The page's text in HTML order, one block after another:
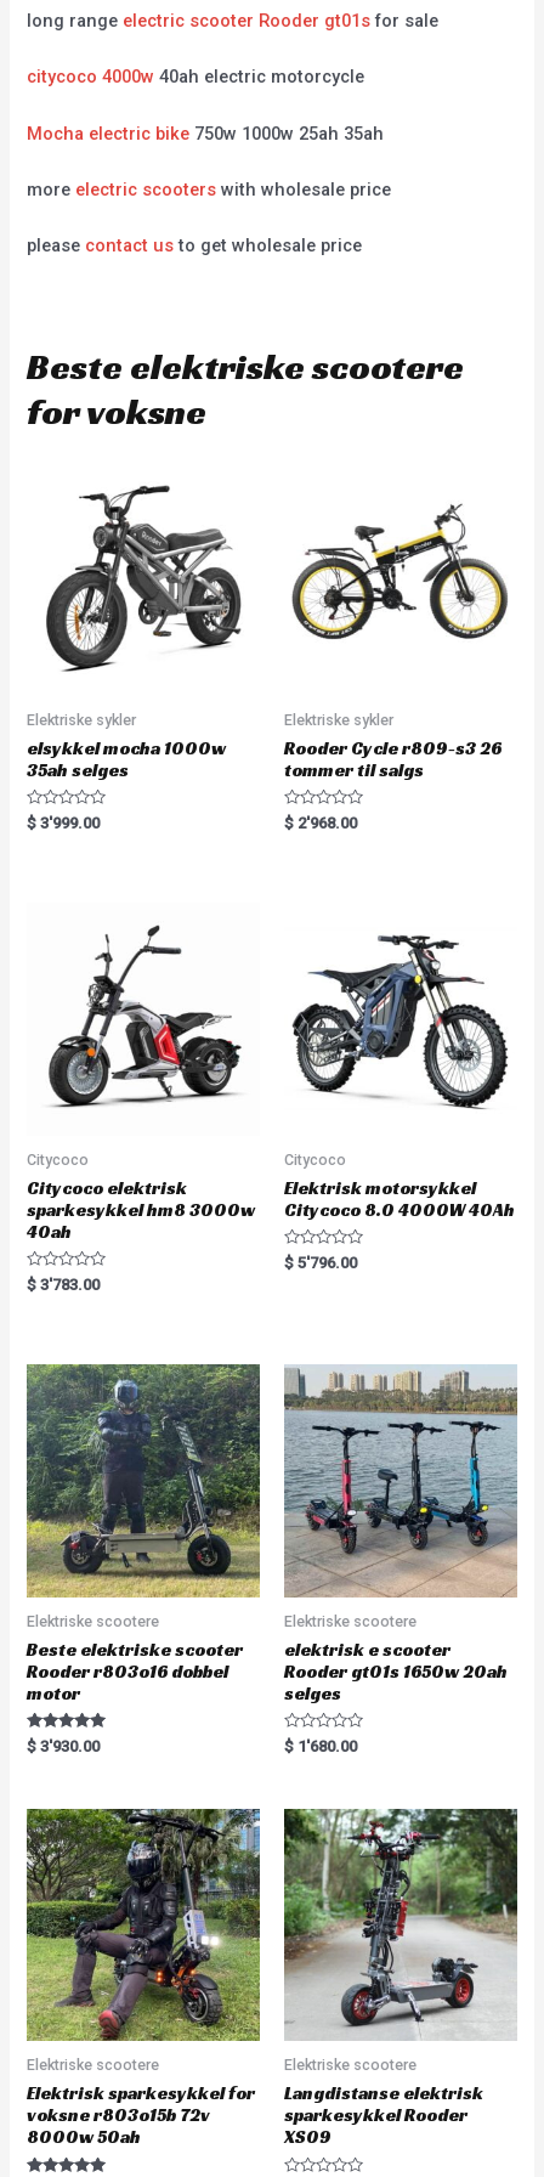
long range electric scooter Rooder gt01sfor sale
citycoco 4000w 40ah electric motorcycle
Mocha electric bike 750w 1000w 25ah 35ah
more electric scooters with wholesale price
please contact usto get wholesale price
Beste elektriske scootere
for voksne
Elektriske sykler
elsykkel mocha 1000w
35ah selges
R
a
$ 3'999.00
Elektriske sykler
Rooder Cycle r809-s3 26
tommer til salgs
R
a
$ 2'968.00
Citycoco
Citycoco elektrisk
sparkesykkel hm8 3000w
40ah
R
a
o
u
t
o
f
5
$ 3'783.00
Citycoco
Elektrisk motorsykkel
Citycoco 8.0 4000W 40Ah
R
a
u
o
f
5
$ 5'796.00
Elektriske scootere
Beste elektriske scooter
Rooder r803o16 dobbel
motor
Rated
5.00
$ 3'930.00
Elektriske scootere
elektrisk e scooter
Rooder gt01s 1650w 20ah
selges
R
a
0
o
u
t
o
f
5
$ 1'680.00
Elektriske scootere
Elektrisk sparkesykkel for
voksne r803o15b 72v
8000w 50ah
Elektriske scootere
Langdistanse elektrisk
sparkesykkel Rooder
XS09